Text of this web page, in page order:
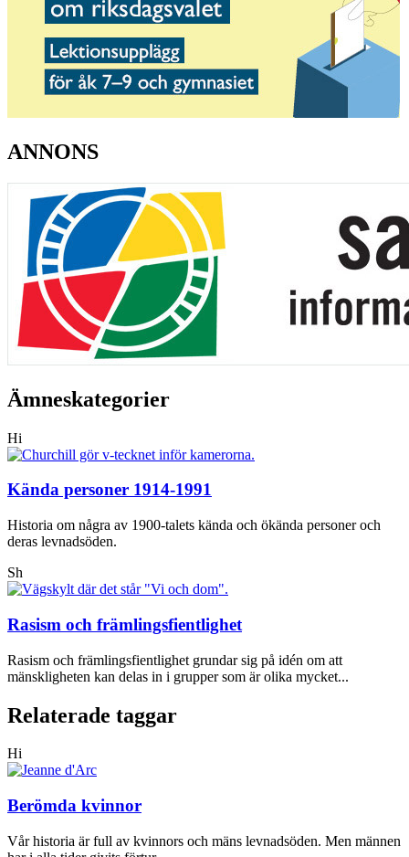
ANNONS
Ämneskategorier
Hi
Kända personer 1914-1991
Historia om några av 1900-talets kända och ökända personer och
deras levnadsöden.
Sh
Rasism och främlingsfientlighet
Rasism och främlingsfientlighet grundar sig på idén om att
mänskligheten kan delas in i grupper som är olika mycket...
Relaterade taggar
Hi
Berömda kvinnor
Vår historia är full av kvinnors och mäns levnadsöden. Men männen